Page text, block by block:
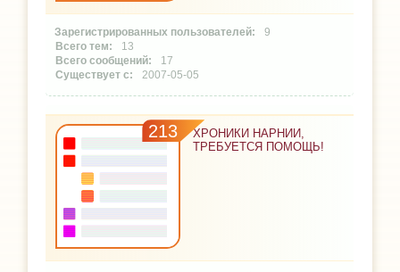
9
13
17
2007-05-05
213
ХРОНИКИ НАРНИИ,
ТРЕБУЕТСЯ ПОМОЩЬ!